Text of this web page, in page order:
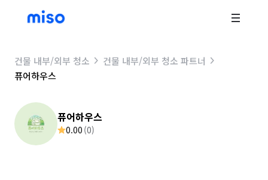
건물 내부/외부 청소
건물 내부/외부 청소 파트너
퓨어하우스
퓨어하우스
0.00 (0)